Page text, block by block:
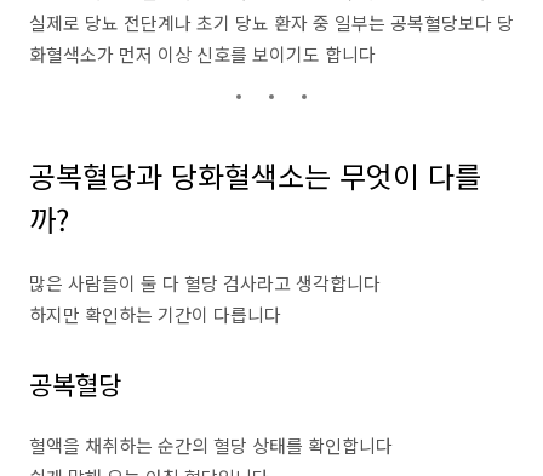
실제로 당뇨 전단계나 초기 당뇨 환자 중 일부는 공복혈당보다 당
화혈색소가 먼저 이상 신호를 보이기도 합니다
공복혈당과 당화혈색소는 무엇이 다를
까?
많은 사람들이 둘 다 혈당 검사라고 생각합니다
하지만 확인하는 기간이 다릅니다
공복혈당
혈액을 채취하는 순간의 혈당 상태를 확인합니다